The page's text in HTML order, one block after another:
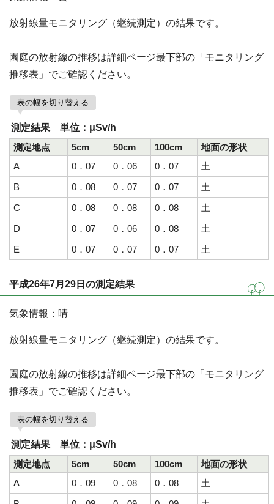
放射線量モニタリング（継続測定）の結果です。
園庭の放射線の推移は詳細ページ最下部の「モニタリング
推移表」でご確認ください。
表の幅を切り替える
測定結果 単位：μSv/h
測定地点
5cm 50cm 100cm
地面の形状
A
0．07 0．06 0．07
土
B
0．08 0．07 0．07
土
C
0．08 0．08 0．08
土
D
0．07 0．06 0．08
土
E
0．07 0．07 0．07 土
平成26年7月29日の測定結果
気象情報：晴
放射線量モニタリング（継続測定）の結果です。
園庭の放射線の推移は詳細ページ最下部の「モニタリング
推移表」でご確認ください。
表の幅を切り替える
測定結果 単位：μSv/h
測定地点
5cm 50cm 100cm
地面の形状
A
0．09 0．08 0．08
土